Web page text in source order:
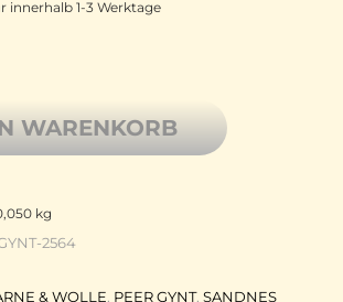
innerhalb 1-3 Werktage
Gynt Reine Wolle aus Norwegen 4-fädig dk
WARENKORB
kg
2564
& WOLLE, PEER GYNT, SANDNES